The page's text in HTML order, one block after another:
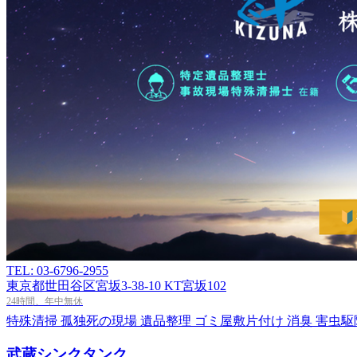
TEL: 03-6796-2955
東京都世田谷区宮坂3-38-10 KT宮坂102
24時間、年中無休
特殊清掃 孤独死の現場 遺品整理 ゴミ屋敷片付け 消臭 害虫駆